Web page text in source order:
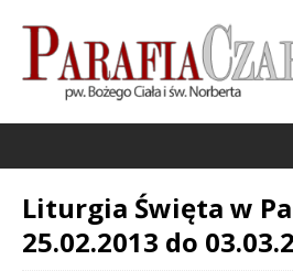
Liturgia Święta w
25.02.2013 do